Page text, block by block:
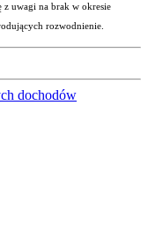
uwagi na brak w okresie
rozwodnienie.
dochodów